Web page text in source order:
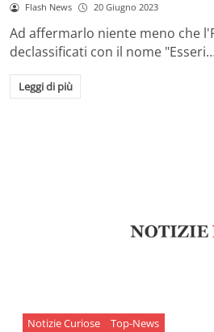
Flash News 20 Giugno 2023
Ad affermarlo niente meno che
declassificati con il nome
Leggi di più
Notizie Curiose Top-News